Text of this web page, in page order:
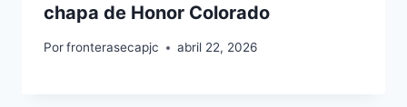
chapa de Honor Colorado
Porfronterasecapjc abril 22, 2026